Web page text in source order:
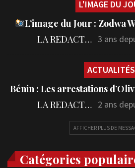
L'IMAGE DU
L’image du Jour : Zodwa
LA REDACTION 3 ans
ACTUALITÉS
Bénin : Les arrestations
LA REDACTION 2 ans
AFFICHER PLUS DE
Catégories